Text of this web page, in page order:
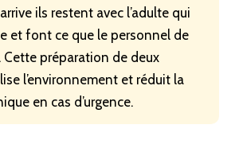
ils restent avec l’adulte qui
et font ce que le personnel de
Cette préparation de deux
l’environnement et réduit la
en cas d’urgence.